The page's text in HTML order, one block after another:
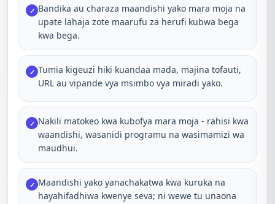
✓ Bandika au charaza maandishi yako mara moja na
upate lahaja zote maarufu za herufi kubwa bega
kwa bega.
✓ Tumia kigeuzi hiki kuandaa mada, majina tofauti,
URL au vipande vya msimbo vya miradi yako.
✓ Nakili matokeo kwa kubofya mara moja - rahisi kwa
waandishi, wasanidi programu na wasimamizi wa
maudhui.
✓ Maandishi yako yanachakatwa kwa kuruka na
hayahifadhiwa kwenye seva; ni wewe tu unaona